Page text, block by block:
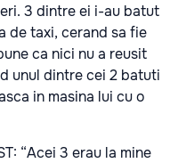
3 dintre ei i-au batut
de taxi, cerand sa fie
ca nici nu a reusit
unul dintre cei 2 batuti
in masina lui cu o
“Acei 3 erau la mine